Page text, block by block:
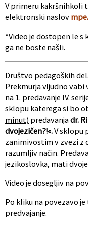
V primeru kakršnihkoli
elektronski naslov
*Video je dostopen le
ga ne boste našli.
Društvo pedagoških
Prekmurja vljudno vabi
na 1. predavanje IV.
sklopu katerega si bo
minut) predavanjadr.
dvojezičen?!«.V sklopu
zanimivostim v zvezi z
razumljiv način.
jezikoslovka, mati
Video je dosegljiv na
Po kliku na povezavo
predvajanje.